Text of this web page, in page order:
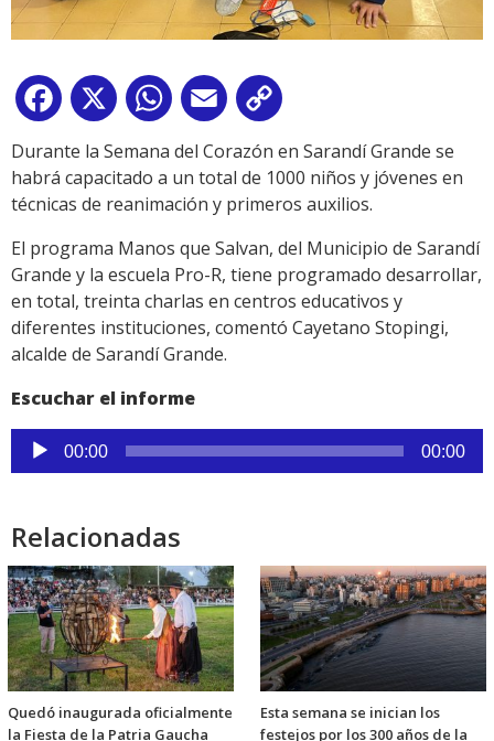
Facebook
X WhatsApp
Email
Link
Durante la Semana del Corazón en Sarandí Grande se
habrá capacitado a un total de 1000 niños y jóvenes en
técnicas de reanimación y primeros auxilios.
El programa Manos que Salvan, del Municipio de Sarandí
Grande y la escuela Pro-R, tiene programado desarrollar,
en total, treinta charlas en centros educativos y
diferentes instituciones, comentó Cayetano Stopingi,
alcalde de Sarandí Grande.
Escuchar el informe
Reproductor
de
00:00 00:00
Relacionadas
Quedó inaugurada oficialmente
la Fiesta de la Patria Gaucha
Esta semana se inician los
festejos por los 300 años de la